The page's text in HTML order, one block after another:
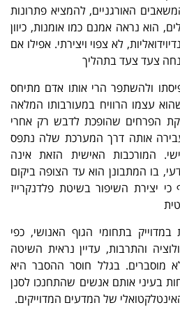
האורגניים, להמציא פתרונות
הוא נראה אמנם כמו אומנות, כיוון
לא צפוי ויצירתי. אפילו אם
צעד צעד בתהליך
ולהשתפר הרי אותו אדם מתיחס
עצמו הרוויח במעורבותו המלאה
הפרחים שהופכת לדבש רק אחרי
אותה דרך המערכת שלה נתפס
המורכבות האישית הזאת אינה
בו המתבונן הוא עד הצופה ביקום
יצירת השיפור בשיטת פלדנקרייז
בתחומי הגוף האנושי, כפי
והתרבות, עדיין נראית השיטה
מוסברים. בגלל חוסר ההסבר היא
בעיני אותם אנשים שהתחנכו לסנן
של המדעים המדוייקים.